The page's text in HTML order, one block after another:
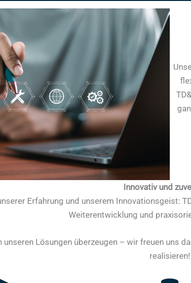
Innovativ und
Erfahrung und unserem Innovationsgeist:
Weiterentwicklung und
unseren Lösungen überzeugen – wir freuen uns
realisieren!